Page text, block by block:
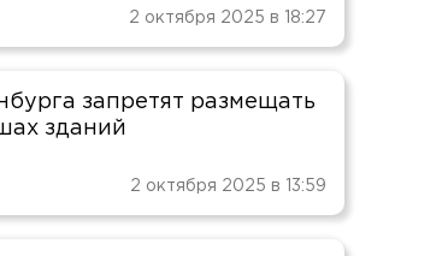
2 октября 2025 в 18:27
запретят размещать
зданий
2 октября 2025 в 13:59